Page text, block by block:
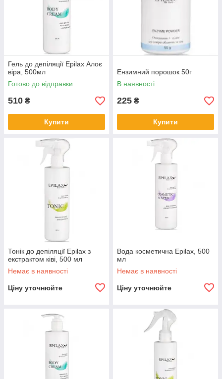
Гель до депіляції Epilax Алоє
віра, 500мл
Готово до відправки
510 ₴
Купити
Ензимний порошок 50г
В наявності
225 ₴
Купити
Тонік до депіляції Epilax з
екстрактом ківі, 500 мл
Немає в наявності
Ціну уточнюйте
Вода косметична Epilax, 500
мл
Немає в наявності
Ціну уточнюйте